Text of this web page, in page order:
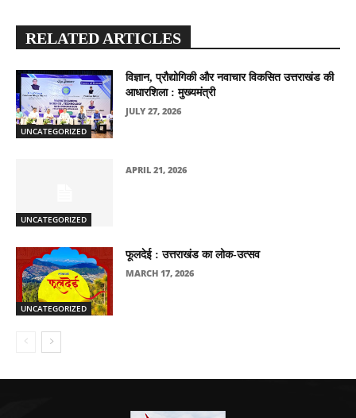
RELATED ARTICLES
UNCATEGORIZED
विज्ञान, प्रौद्योगिकी और नवाचार विकसित उत्तराखंड की
आधारशिला : मुख्यमंत्री
JULY 27, 2026
UNCATEGORIZED
APRIL 21, 2026
UNCATEGORIZED
फूलदेई : उत्तराखंड का लोक-उत्सव
MARCH 17, 2026